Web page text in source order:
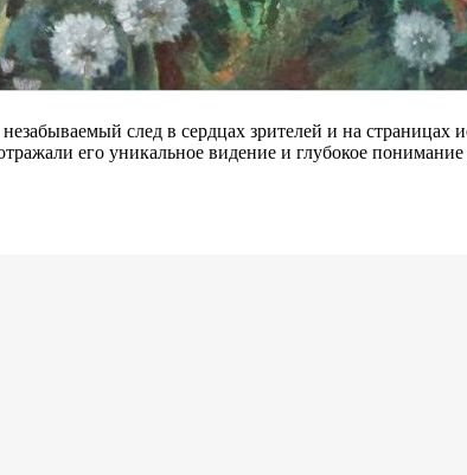
след в сердцах зрителей и на страницах
его уникальное видение и глубокое